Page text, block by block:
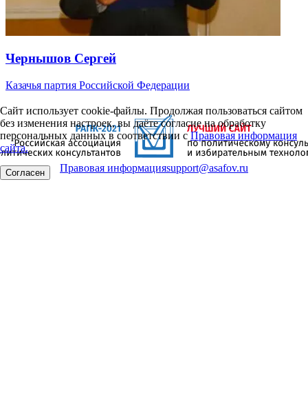
Чернышов Сергей
Казачья партия Российской Федерации
Сайт использует cookie-файлы. Продолжая пользоваться сайтом
без изменения настроек, вы даёте согласие на обработку
персональных данных в соответствии сПравовая информация
сайта.
Согласен Правовая информацияsupport@asafov.ru